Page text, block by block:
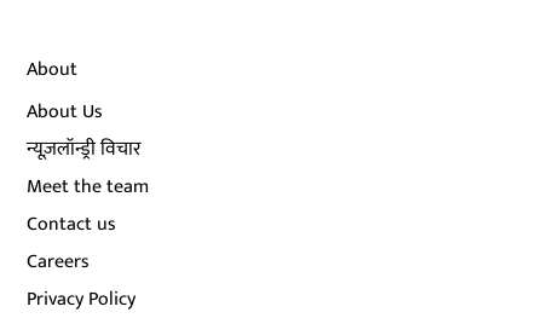
About
About Us
न्यूज़लॉन्ड्री विचार
Meet the team
Contact us
Careers
Privacy Policy